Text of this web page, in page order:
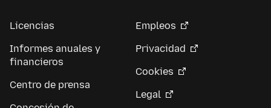
Licencias
Informes anuales y
financieros
Centro de prensa
Empleos
Privacidad
Cookies
Legal